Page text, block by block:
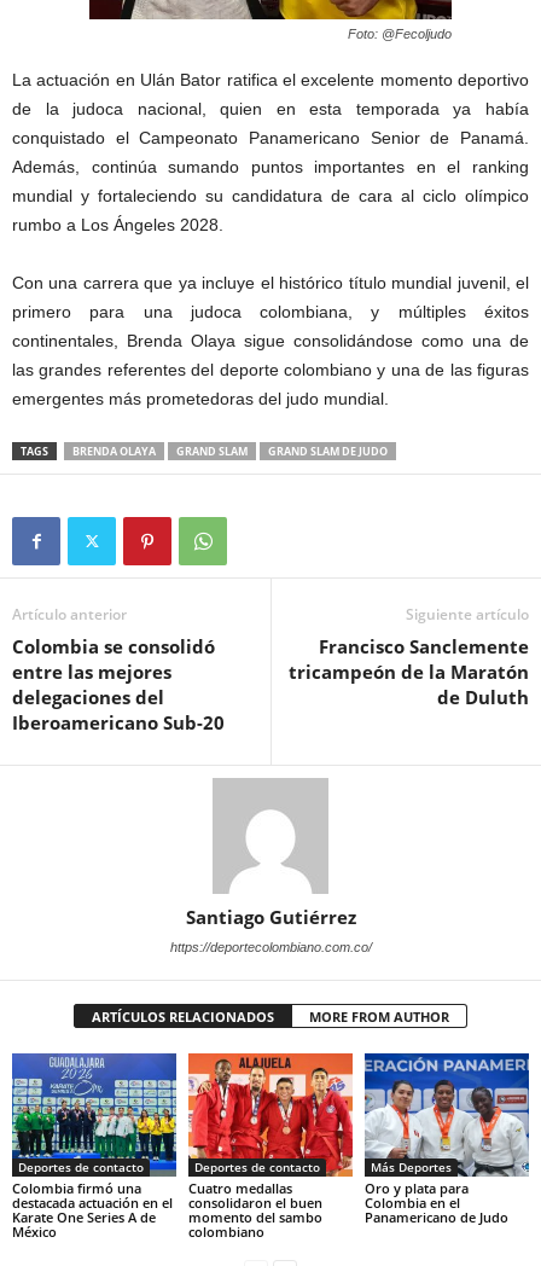
Foto: @Fecoljudo
La actuación en Ulán Bator ratifica el excelente momento deportivo
de la judoca nacional, quien en esta temporada ya había
conquistado el Campeonato Panamericano Senior de Panamá.
Además, continúa sumando puntos importantes en el ranking
mundial y fortaleciendo su candidatura de cara al ciclo olímpico
rumbo a Los Ángeles 2028.
Con una carrera que ya incluye el histórico título mundial juvenil, el
primero para una judoca colombiana, y múltiples éxitos
continentales, Brenda Olaya sigue consolidándose como una de
las grandes referentes del deporte colombiano y una de las figuras
emergentes más prometedoras del judo mundial.
TAGS BRENDA OLAYA GRAND SLAM GRAND SLAM DE JUDO
Artículo anterior
Colombia se consolidó
entre las mejores
delegaciones del
Iberoamericano Sub-20
Siguiente artículo
Francisco Sanclemente
tricampeón de la Maratón
de Duluth
Santiago Gutiérrez
https://deportecolombiano.com.co/
ARTÍCULOS RELACIONADOS MORE FROM AUTHOR
Deportes de contacto
Colombia firmó una
destacada actuación en el
Karate One Series A de
México
Deportes de contacto
Cuatro medallas
consolidaron el buen
momento del sambo
colombiano
Más Deportes
Oro y plata para
Colombia en el
Panamericano de Judo